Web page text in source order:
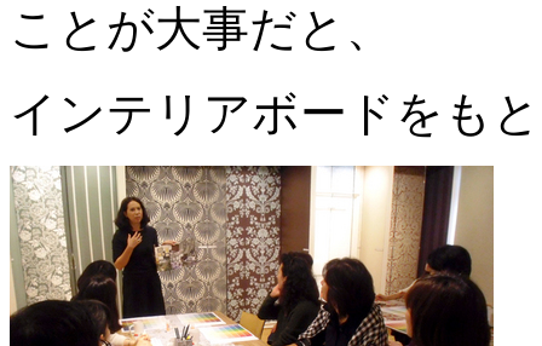
ことが大事だと、
インテリアボードをも